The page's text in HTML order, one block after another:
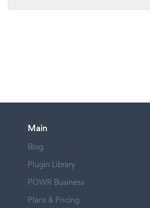
Main
Blog
Plugin Library
POWR Business
Plans & Pricing